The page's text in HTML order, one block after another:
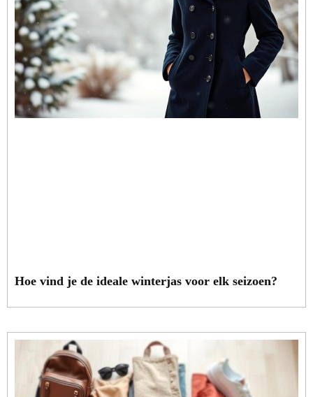
Hoe vind je de ideale winterjas voor elk seizoen?